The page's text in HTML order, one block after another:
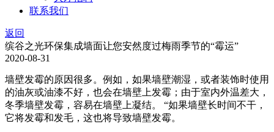
联系我们
返回
缤谷之光环保集成墙面让您安然度过梅雨季节的“霉运”
2020-08-31
墙壁发霉的原因很多。例如，如果墙壁潮湿，或者装饰时使用
的油灰或油漆不好，也会在墙壁上发霉；由于室内外温差大，
冬季墙壁发霉，容易在墙壁上凝结。 “如果墙壁长时间不干，
它将发霉和发毛，这也将导致墙壁发霉。